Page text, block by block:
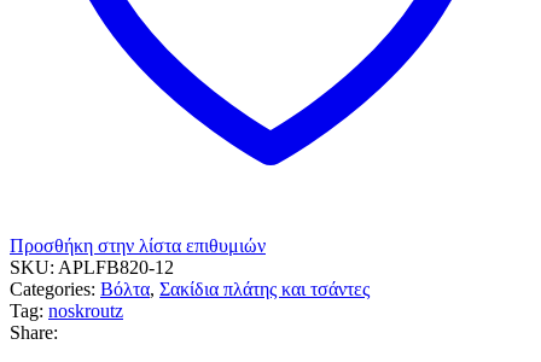
Προσθήκη στην λίστα επιθυμιών
SKU: APLFB820-12
Categories: Βόλτα, Σακίδια πλάτης και τσάντες
Tag: noskroutz
Share: